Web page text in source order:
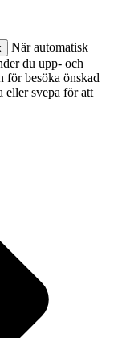
När automatisk
du upp- och
för besöka önskad
eller svepa för att